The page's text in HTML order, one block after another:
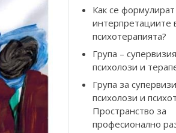
Как се формулират
интерпретациите
психотерапията?
Група –
психолози и
Група за
психолози и
Пространство за
професионално